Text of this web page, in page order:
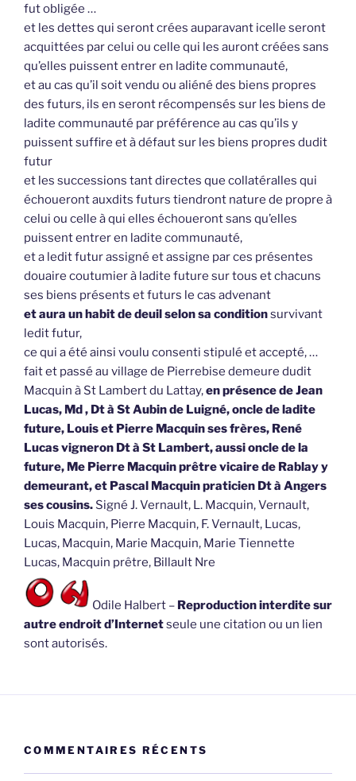
fut obligée …
et les dettes qui seront crées auparavant icelle seront
acquittées par celui ou celle qui les auront créées sans
qu’elles puissent entrer en ladite communauté,
et au cas qu’il soit vendu ou aliéné des biens propres
des futurs, ils en seront récompensés sur les biens de
ladite communauté par préférence au cas qu’ils y
puissent suffire et à défaut sur les biens propres dudit
futur
et les successions tant directes que collatéralles qui
échoueront auxdits futurs tiendront nature de propre à
celui ou celle à qui elles échoueront sans qu’elles
puissent entrer en ladite communauté,
et a ledit futur assigné et assigne par ces présentes
douaire coutumier à ladite future sur tous et chacuns
ses biens présents et futurs le cas advenant
et aura un habit de deuil selon sa conditionsurvivant
ledit futur,
ce qui a été ainsi voulu consenti stipulé et accepté, …
fait et passé au village de Pierrebise demeure dudit
Macquin à St Lambert du Lattay,en présence de Jean
Lucas, Md , Dt à St Aubin de Luigné, oncle de ladite
future, Louis et Pierre Macquin ses frères, René
Lucas vigneron Dt à St Lambert, aussi oncle de la
future, Me Pierre Macquin prêtre vicaire de Rablay y
demeurant, et Pascal Macquin praticien Dt à Angers
ses cousins. Signé J. Vernault, L. Macquin, Vernault,
Louis Macquin, Pierre Macquin, F. Vernault, Lucas,
Lucas, Macquin, Marie Macquin, Marie Tiennette
Lucas, Macquin prêtre, Billault Nre
Odile Halbert – Reproduction interdite sur
autre endroit d’Internetseule une citation ou un lien
sont autorisés.
COMMENTAIRES RÉCENTS